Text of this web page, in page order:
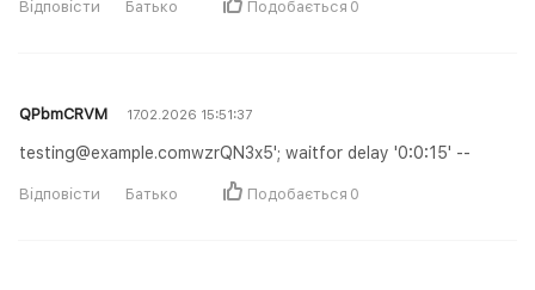
Відповісти Батько Подобається 0
QPbmCRVM 17.02.2026 15:51:37
testing@example.comwzrQN3x5'; waitfor delay '0:0:15' --
Відповісти Батько Подобається 0